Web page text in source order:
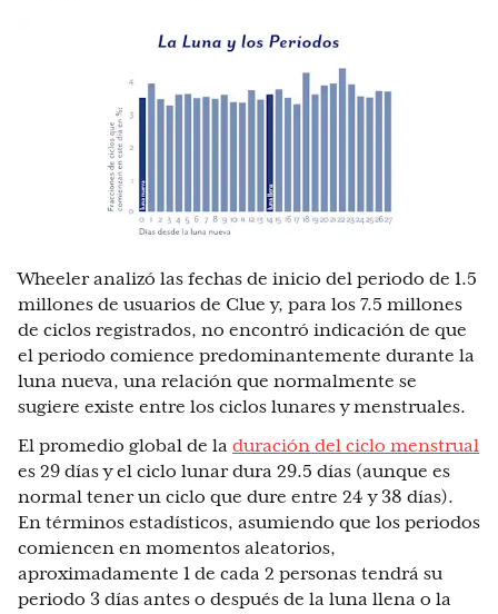
Wheeler analizó las fechas de inicio del periodo de 1.5
millones de usuarios de Clue y, para los 7.5 millones
de ciclos registrados, no encontró indicación de que
el periodo comience predominantemente durante la
luna nueva, una relación que normalmente se
sugiere existe entre los ciclos lunares y menstruales.
El promedio global de la duración del ciclo menstrual
es 29 días y el ciclo lunar dura 29.5 días (aunque es
normal tener un ciclo que dure entre 24 y 38 días).
En términos estadísticos, asumiendo que los periodos
comiencen en momentos aleatorios,
aproximadamente 1 de cada 2 personas tendrá su
periodo 3 días antes o después de la luna llena o la